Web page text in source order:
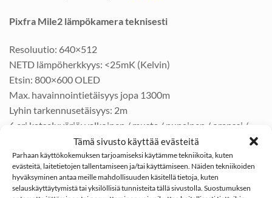
Tämä sivusto käyttää evästeitä
Parhaan käyttökokemuksen tarjoamiseksi käytämme tekniikoita, kuten
evästeitä, laitetietojen tallentamiseen ja/tai käyttämiseen. Näiden tekniikoiden
hyväksyminen antaa meille mahdollisuuden käsitellä tietoja, kuten
selauskäyttäytymistä tai yksilöllisiä tunnisteita tällä sivustolla. Suostumuksen
Pixfra Mile2 lämpökamera teknisesti
Resoluutio: 640×512
NETD lämpöherkkyys: <25mK (Kelvin)
Etsin: 800×600 OLED
Max. havainnointietäisyys jopa 1300m
Lyhin tarkennusetäisyys: 2m
6 eri katseluväriä: valkoinen / musta / punainen / oranssi /
meripihka / smaragdi
Kenno: vanadiinioksidi jossa jäähdyttämätön polttotaso
Pikselikorkeus: 12 μm
Spektrialue: 8 µm – 14 µm